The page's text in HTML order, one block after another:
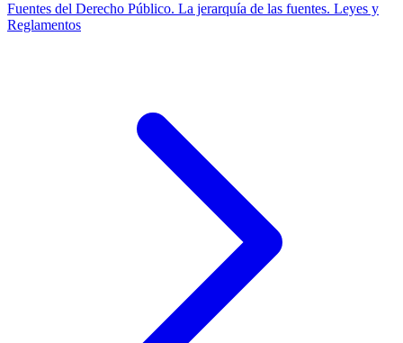
Fuentes del Derecho Público. La jerarquía de las fuentes. Leyes y
Reglamentos